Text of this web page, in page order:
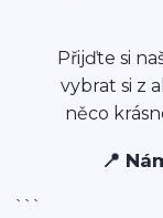
Přijďte si
vybrat si z
něco
📍
```